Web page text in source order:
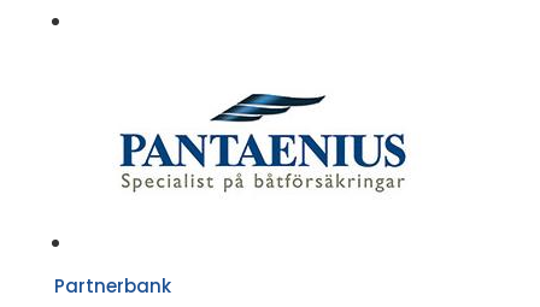
Partnerbank